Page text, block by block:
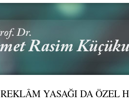
REKLÂM YASAĞI DA ÖZEL